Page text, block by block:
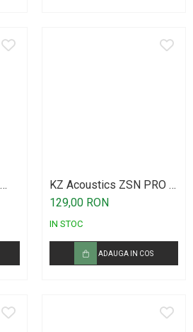
KZ Acoustics ZSN PRO X
Black
129,00 RON
IN STOC
ADAUGA IN COS